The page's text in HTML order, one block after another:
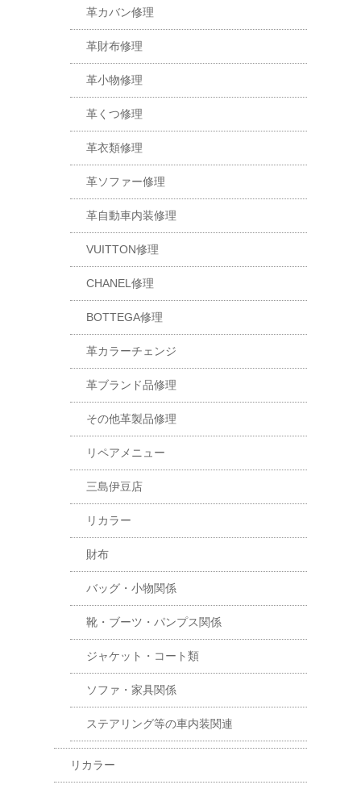
革カバン修理
革財布修理
革小物修理
革くつ修理
革衣類修理
革ソファー修理
革自動車内装修理
VUITTON修理
CHANEL修理
BOTTEGA修理
革カラーチェンジ
革ブランド品修理
その他革製品修理
リペアメニュー
三島伊豆店
リカラー
財布
バッグ・小物関係
靴・ブーツ・パンプス関係
ジャケット・コート類
ソファ・家具関係
ステアリング等の車内装関連
リカラー